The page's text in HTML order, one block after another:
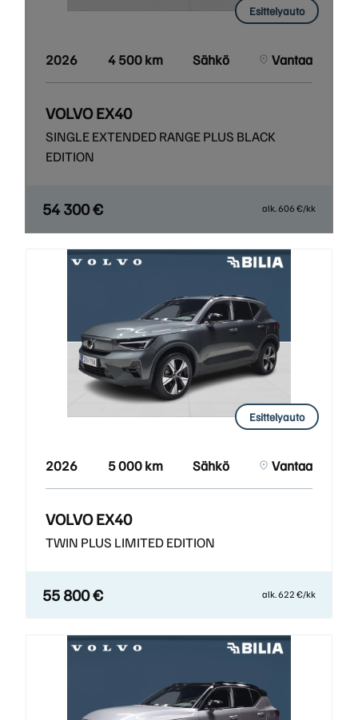
Esittelyauto
2026 4 500 km Sähkö Vantaa
VOLVO EX40
SINGLE EXTENDED RANGE PLUS BLACK
EDITION
54 300 € alk. 606 €/kk
Esittelyauto
2026 5 000 km Sähkö Vantaa
VOLVO EX40
TWIN PLUS LIMITED EDITION
55 800 € alk. 622 €/kk